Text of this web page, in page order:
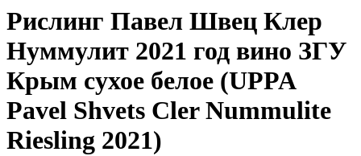
Рислинг Павел Швец Клер
Нуммулит 2021 год вино ЗГУ
Крым сухое белое (UPPA
Pavel Shvets Cler Nummulite
Riesling 2021)